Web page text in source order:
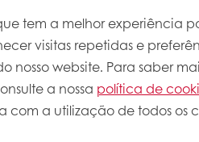
Puratos
queremos deixar de
e de
tem a melhor experiência
visitas repetidas e
website. Para saber
a nossa política de
com a utilização de todos os